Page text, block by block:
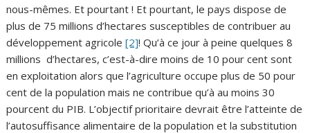
nous-mêmes. Et pourtant ! Et pourtant, le pays dispose de
plus de 75 millions d’hectares susceptibles de contribuer au
développement agricole[2]! Qu’à ce jour à peine quelques 8
millions d’hectares, c’est-à-dire moins de 10 pour cent sont
en exploitation alors que l’agriculture occupe plus de 50 pour
cent de la population mais ne contribue qu’à au moins 30
pourcent du PIB. L’objectif prioritaire devrait être l’atteinte de
l’autosuffisance alimentaire de la population et la substitution